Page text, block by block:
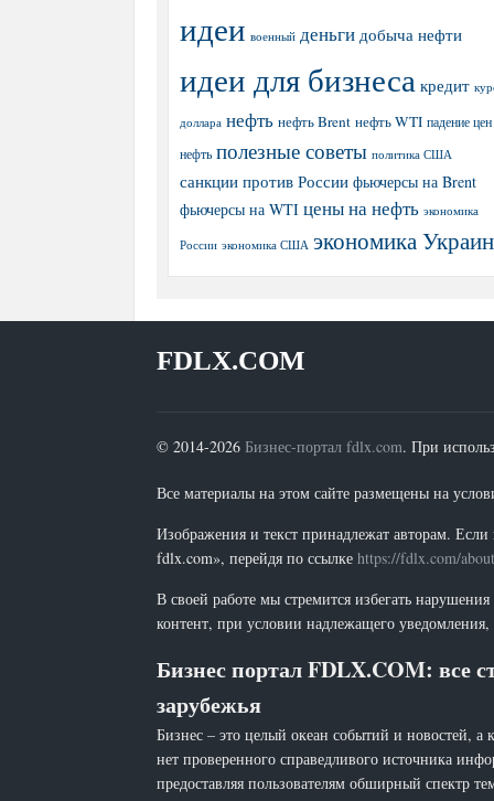
идеи военный деньги добыча нефти
идеи для бизнеса кредит
доллара нефть нефть Brent нефть WTI падение
нефть полезные советы политика США
санкции против России фьючерсы на Brent
фьючерсы на WTI цены на нефть экономика
России экономика США экономика
FDLX.COM
© 2014-2026 Бизнес-портал fdlx.com. При
Все материалы на этом сайте размещены на
Изображения и текст принадлежат авторам.
fdlx.com», перейдя по ссылке https://fdlx.com/
В своей работе мы стремится избегать
контент, при условии надлежащего
Бизнес портал FDLX.COM: все
зарубежья
Бизнес – это целый океан событий и новостей,
нет проверенного справедливого источника
предоставляя пользователям обширный спектр